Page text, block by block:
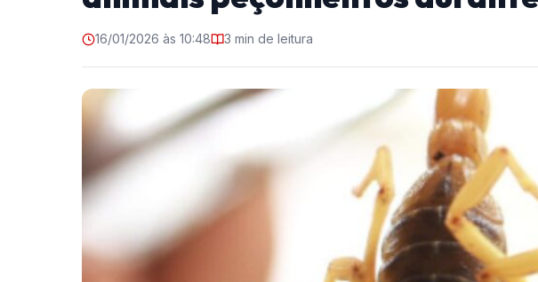
16/01/2026 às 10:48 3 min de leitura